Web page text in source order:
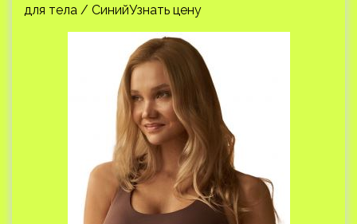
для тела / СинийУзнать цену